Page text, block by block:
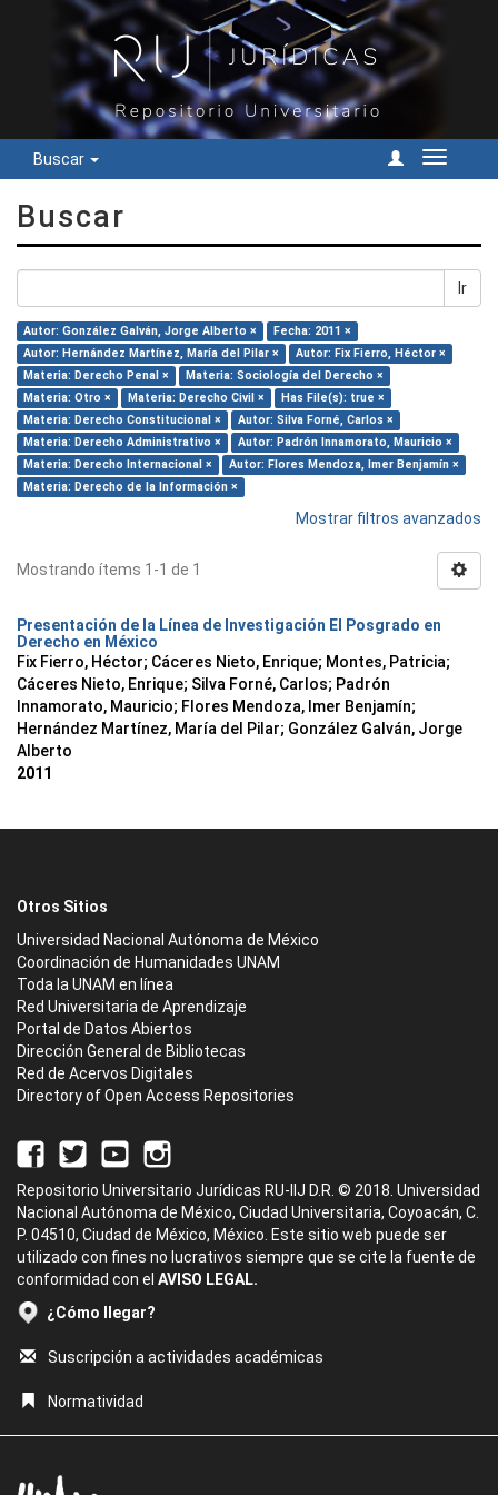
Buscar
Cambiar
Buscar
Ir
Autor: González Galván, Jorge Alberto ×
Fecha: 2011 ×
Autor: Hernández Martínez, María del Pilar ×
Autor: Fix Fierro, Héctor ×
Materia: Derecho Penal ×
Materia: Sociología del Derecho ×
Materia: Otro ×
Materia: Derecho Civil ×
Has File(s): true ×
Materia: Derecho Constitucional ×
Autor: Silva Forné, Carlos ×
Materia: Derecho Administrativo ×
Autor: Padrón Innamorato, Mauricio ×
Materia: Derecho Internacional ×
Autor: Flores Mendoza, Imer Benjamín ×
Materia: Derecho de la Información ×
Mostrar filtros avanzados
Mostrando ítems 1-1 de 1
Presentación de la Línea de Investigación El Posgrado en
Derecho en México
Fix Fierro, Héctor; Cáceres Nieto, Enrique; Montes, Patricia;
Cáceres Nieto, Enrique; Silva Forné, Carlos; Padrón
Innamorato, Mauricio; Flores Mendoza, Imer Benjamín;
Hernández Martínez, María del Pilar; González Galván, Jorge
Alberto
2011
Otros Sitios
Universidad Nacional Autónoma de México
Coordinación de Humanidades UNAM
Toda la UNAM en línea
Red Universitaria de Aprendizaje
Portal de Datos Abiertos
Dirección General de Bibliotecas
Red de Acervos Digitales
Directory of Open Access Repositories
Repositorio Universitario Jurídicas RU-IIJ D.R. © 2018. Universidad
Nacional Autónoma de México, Ciudad Universitaria, Coyoacán, C.
P. 04510, Ciudad de México, México. Este sitio web puede ser
utilizado con fines no lucrativos siempre que se cite la fuente de
conformidad con el AVISO LEGAL.
¿Cómo llegar?
Suscripción a actividades académicas
Normatividad